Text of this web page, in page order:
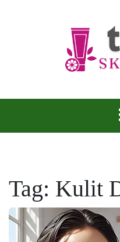
Tren
Tag: Kulit